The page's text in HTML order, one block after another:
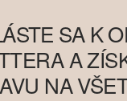
SA K
A
NA